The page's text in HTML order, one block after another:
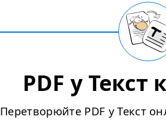
PDF у Текст
Перетворюйте PDF у Текст